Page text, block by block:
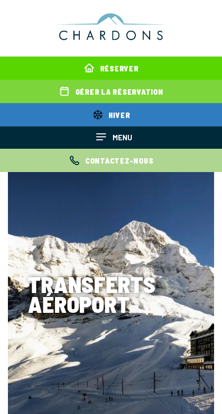
RÉSERVER
GÉRER LA RÉSERVATION
HIVER
CONTACTEZ-NOUS
MENU
TRANSFERTS
AÉROPORT